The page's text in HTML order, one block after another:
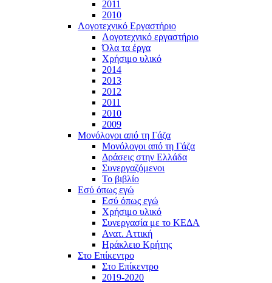
2011
2010
Λογοτεχνικό Εργαστήριο
Λογοτεχνικό εργαστήριο
Όλα τα έργα
Χρήσιμο υλικό
2014
2013
2012
2011
2010
2009
Μονόλογοι από τη Γάζα
Μονόλογοι από τη Γάζα
Δράσεις στην Ελλάδα
Συνεργαζόμενοι
To βιβλίο
Εσύ όπως εγώ
Εσύ όπως εγώ
Χρήσιμο υλικό
Συνεργασία με το ΚΕΔΑ
Ανατ. Αττική
Ηράκλειο Κρήτης
Στο Επίκεντρο
Στο Επίκεντρο
2019-2020